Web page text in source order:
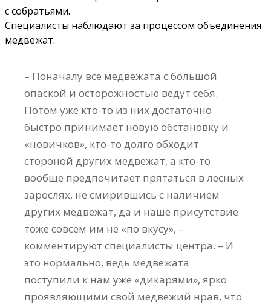
с собратьями.
Специалисты наблюдают за процессом объединения
медвежат.
– Поначалу все медвежата с большой
опаской и осторожностью ведут себя.
Потом уже кто-то из них достаточно
быстро принимает новую обстановку и
«новичков», кто-то долго обходит
стороной других медвежат, а кто-то
вообще предпочитает прятаться в лесных
зарослях, не смирившись с наличием
других медвежат, да и наше присутствие
тоже совсем им не «по вкусу», –
комментируют специалисты центра. – И
это нормально, ведь медвежата
поступили к нам уже «дикарями», ярко
проявляющими свой медвежий нрав, что